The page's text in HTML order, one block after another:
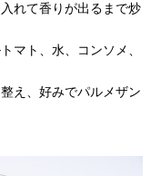
れて香りが出るまで炒
マト、水、コンソメ、
え、好みでパルメザン